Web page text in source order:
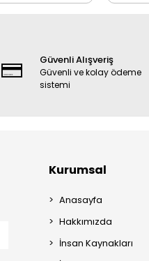
Güvenli Alışveriş
Güvenli ve kolay ödeme
sistemi
Kurumsal
Anasayfa
Hakkımızda
İnsan Kaynakları